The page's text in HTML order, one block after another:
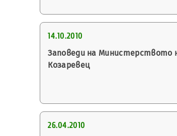
14.10.2010
Заповеди на Министерството
Козаревец
26.04.2010